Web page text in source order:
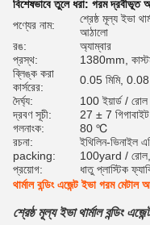
বিশেষভাবে তুলে ধরা: গরম দ্রবীভূত
পণ্যের নাম:
শ্রেষ্ঠ মূল্য ইভা
আঠালো
রঙ:
অ্যাম্বার
প্রস্থ:
1380mm,
ব্লিঙ্ক করা
কার্সরের:
0.05 মিমি, 0.08
দৈর্ঘ্য:
100 ইয়ার্ড / রোল
দ্রবণ সূচী:
27 ± 7
গলনাংক:
80 ℃
রচনা:
ইথিলিন-ভিনাইল
packing:
100yard /
প্রয়োগ:
ধাতু প্লাস্টিক
থার্মাল বন্ডিং এজেন্ট ইভা গরম
শ্রেষ্ঠ মূল্য ইভা থার্মাল বন্ডিং